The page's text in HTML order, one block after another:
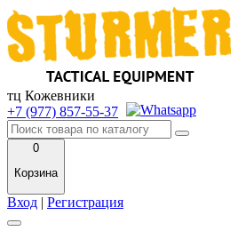
тц Кожевники
+7 (977) 857-55-37
0
Корзина
Вход | Регистрация